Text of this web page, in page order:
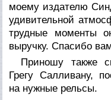
моему издателю
удивительной
трудные моменты
выручку. Спасибо
Приношу также
Грегу Салливану,
на нужные рельсы.